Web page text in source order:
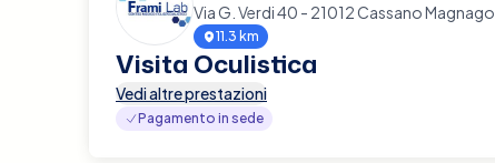
Via G. Verdi 40 - 21012 Cassano Magnago
11.3 km
Visita Oculistica
Vedi altre prestazioni
Pagamento in sede